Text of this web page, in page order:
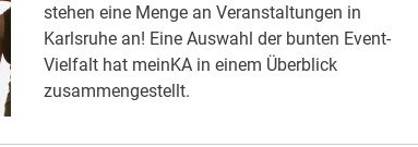
stehen eine Menge an Veranstaltungen in
Karlsruhe an! Eine Auswahl der bunten Event-
Vielfalt hat meinKA in einem Überblick
zusammengestellt.